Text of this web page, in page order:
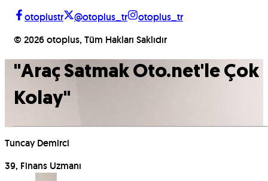
otoplustr
@otoplus_tr
otoplus_tr
© 2026 otoplus, Tüm Hakları Saklıdır
"Araç Satmak Oto.net'le Çok
Kolay"
Tuncay Demirci
39, Finans Uzmanı